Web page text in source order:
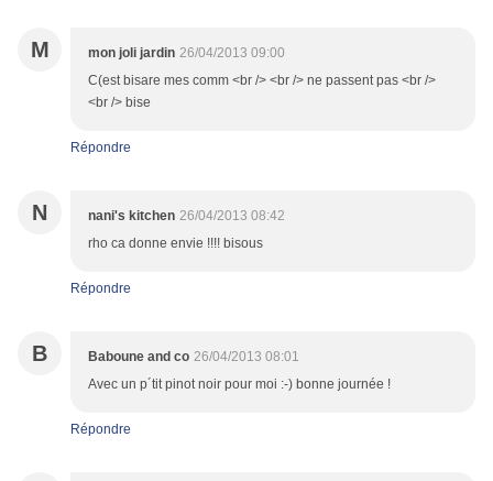
M mon joli jardin 26/04/2013 09:00
C(est bisare mes comm <br /> <br /> ne passent pas <br />
<br /> bise
Répondre
N nani's kitchen 26/04/2013 08:42
rho ca donne envie !!!! bisous
Répondre
B Baboune and co 26/04/2013 08:01
Avec un p´tit pinot noir pour moi :-) bonne journée !
Répondre